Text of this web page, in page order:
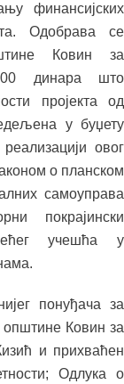
финансијских
Одобрава се
Ковин за
динара што
пројекта од
у буџету
овог
о планском
самоуправа
покрајински
учешћа у
понуђача за
општине Ковин за
и прихваћен
Одлука о